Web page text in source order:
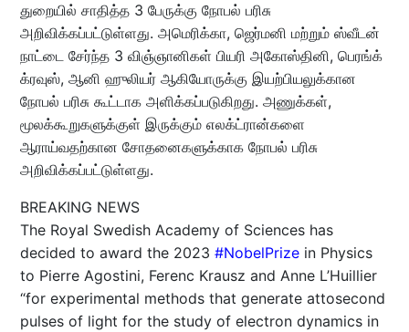
துறையில் சாதித்த 3 பேருக்கு நோபல் பரிசு
அறிவிக்கப்பட்டுள்ளது. அமெரிக்கா, ஜெர்மனி மற்றும் ஸ்வீடன்
நாட்டை சேர்ந்த 3 விஞ்ஞானிகள் பியரி அகோஸ்தினி, பெரங்க்
க்ரவுஸ், ஆனி ஹுலியர் ஆகியோருக்கு இயற்பியலுக்கான
நோபல் பரிசு கூட்டாக அளிக்கப்படுகிறது. அணுக்கள்,
மூலக்கூறுகளுக்குள் இருக்கும் எலக்ட்ரான்களை
ஆராய்வதற்கான சோதனைகளுக்காக நோபல் பரிசு
அறிவிக்கப்பட்டுள்ளது.
BREAKING NEWS
The Royal Swedish Academy of Sciences has
decided to award the 2023 #NobelPrizein Physics
to Pierre Agostini, Ferenc Krausz and Anne L’Huillier
“for experimental methods that generate attosecond
pulses of light for the study of electron dynamics in